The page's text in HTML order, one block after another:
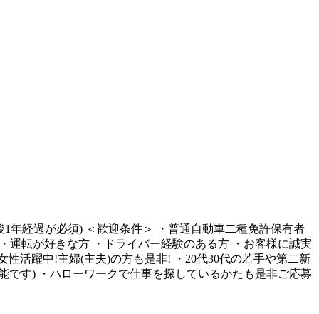
年経過が必須) ＜歓迎条件＞ ・普通自動車二種免許保有者
運転が好きな方 ・ドライバー経験のある方 ・お客様に誠実
活躍中!主婦(主夫)の方も是非! ・20代30代の若手や第二新
です) ・ハローワークで仕事を探しているかたも是非ご応募